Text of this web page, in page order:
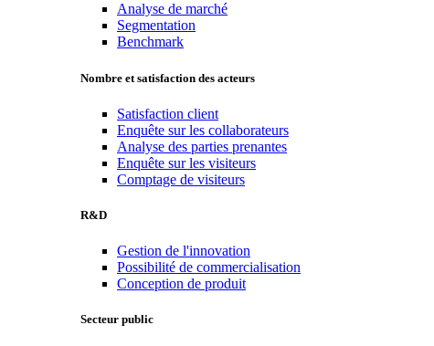
Analyse de marché
Segmentation
Benchmark
Nombre et satisfaction des acteurs
Satisfaction client
Enquête sur les collaborateurs
Analyse des parties prenantes
Enquête sur les visiteurs
Comptage de visiteurs
R&D
Gestion de l'innovation
Possibilité de commercialisation
Conception de produit
Secteur public